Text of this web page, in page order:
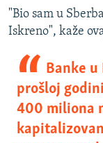
"Bio sam u
Iskreno", kaže
Banke u
prošloj
400 miliona